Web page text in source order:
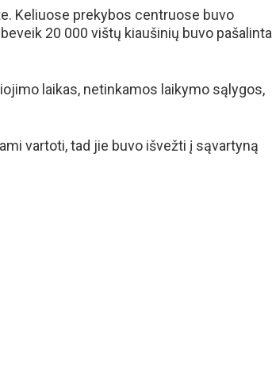
Keliuose prekybos centruose buvo
20 000 vištų kiaušinių buvo pašalinta
laikas, netinkamos laikymo sąlygos,
vartoti, tad jie buvo išvežti į sąvartyną